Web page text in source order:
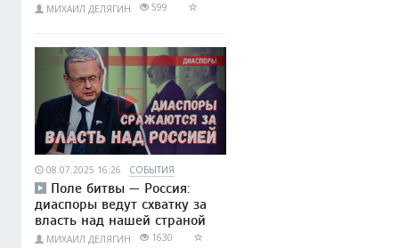
МИХАИЛ ДЕЛЯГИН 599
08.07.2025 16:26 СОБЫТИЯ
Поле битвы — Россия:
диаспоры ведут схватку за
власть над нашей страной
МИХАИЛ ДЕЛЯГИН 1630